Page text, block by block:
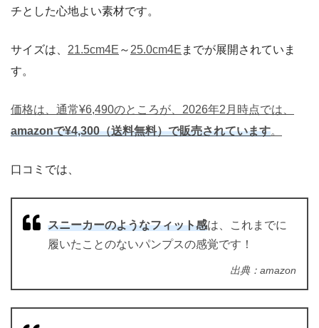
チとした心地よい素材です。
サイズは、 21.5cm4E ～ 25.0cm4E までが展開されていま
す。
価格は、通常¥6,490のところが、2026年2月時点では、
amazonで¥4,300（送料無料）で販売されています。
口コミでは、
スニーカーのようなフィット感は、これまでに
履いたことのないパンプスの感覚です！
出典：amazon